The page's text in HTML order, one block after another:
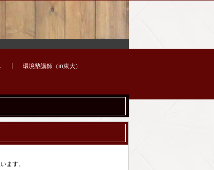
環境塾講師（in東大）
ます。